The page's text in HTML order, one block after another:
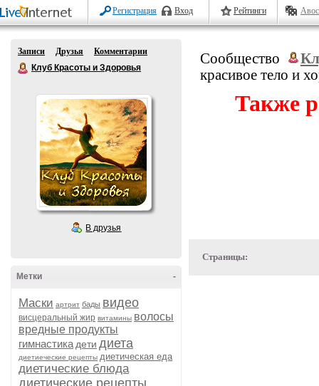
Регистрация Вход Рейтинги
Записи Друзья
Комментарии
Клуб Красоты и Здоровья
В друзья
-
Метки
Маски артрит бады видео
висцеральный жир витамины волосы
вредные продукты
гимнастика дети диета
диетиеческие рецепты диетическая еда
диетические блюда
диетические рецепты
Сообщество
красивое тело и
Также
Страницы: